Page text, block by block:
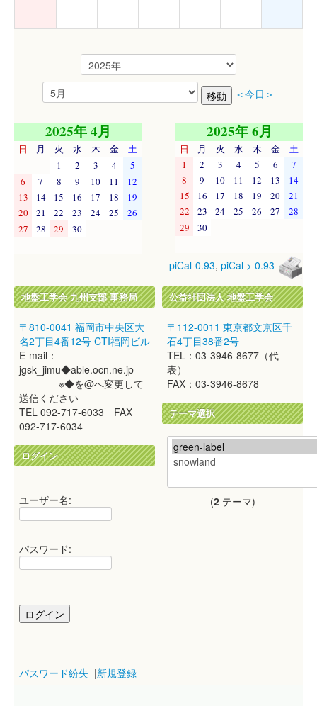
＜今日＞
2025年 4月
日 月 火 水 木 金
土
1
2 3 4
5
6
7 8 9 10 11
12
13
14 15 16 17 18
19
20
21 22 23 24 25
26
27
28 29 30
2025年 6月
日 月 火 水 木 金
土
1
2 3 4 5 6
7
8
9 10 11 12 13
14
15
16 17 18 19 20
21
22
23 24 25 26 27
28
29
30
piCal-0.93, piCal > 0.93
地盤工学会 九州支部 事務局
〒810-0041 福岡市中央区大
名2丁目4番12号 CTI福岡ビル
E-mail：
jgsk_jimu◆able.ocn.ne.jp
※◆を@へ変更して
送信ください
TEL 092-717-6033 FAX
092-717-6034
ログイン
ユーザー名:
パスワード:
パスワード紛失 |新規登録
公益社団法人 地盤工学会
〒112-0011 東京都文京区千
石4丁目38番2号
TEL：03-3946-8677（代
表）
FAX：03-3946-8678
テーマ選択
(2テーマ)